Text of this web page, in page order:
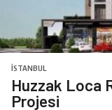
İSTANBUL
Huzzak Loca
Projesi